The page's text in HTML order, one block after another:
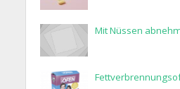
Mit Nüssen